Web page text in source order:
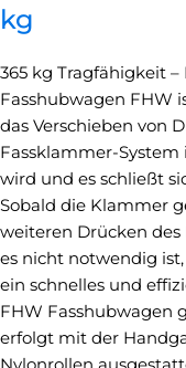
kg
365 kg Tragfähigkeit
Fasshubwagen FHW
das Verschieben von
Fassklammer-
wird und es schließt
Sobald die Klammer
weiteren Drücken des
es nicht notwendig
ein schnelles und
FHW Fasshubwagen
erfolgt mit der